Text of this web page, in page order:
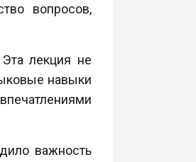
вопросов,
лекция не
навыки
важность